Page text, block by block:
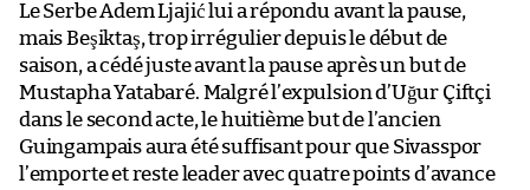
Le Serbe Adem Ljajić lui a répondu avant la pause,
mais Beşiktaş, trop irrégulier depuis le début de
saison, a cédé juste avant la pause après un but de
Mustapha Yatabaré. Malgré l’expulsion d’Uğur Çiftçi
dans le second acte, le huitième but de l’ancien
Guingampais aura été suffisant pour que Sivasspor
l’emporte et reste leader avec quatre points d’avance